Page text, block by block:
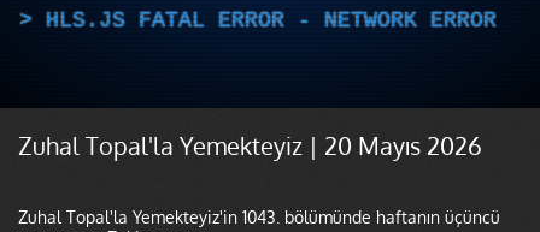
HLS.JS FATAL ERROR - NETWORK ERROR
Zuhal Topal'la Yemekteyiz | 20 Mayıs 2026
Zuhal Topal'la Yemekteyiz'in 1043. bölümünde haftanın üçüncü